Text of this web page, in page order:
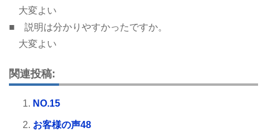
大変よい
■ 説明は分かりやすかったですか。
大変よい
関連投稿:
NO.15
お客様の声48